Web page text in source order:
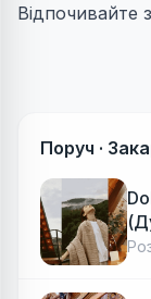
Відпочивайте
Поруч ·